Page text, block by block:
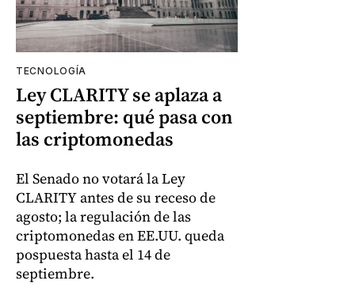
TECNOLOGÍA
Ley CLARITY se aplaza a
septiembre: qué pasa con
las criptomonedas
El Senado no votará la Ley
CLARITY antes de su receso de
agosto; la regulación de las
criptomonedas en EE.UU. queda
pospuesta hasta el 14 de
septiembre.